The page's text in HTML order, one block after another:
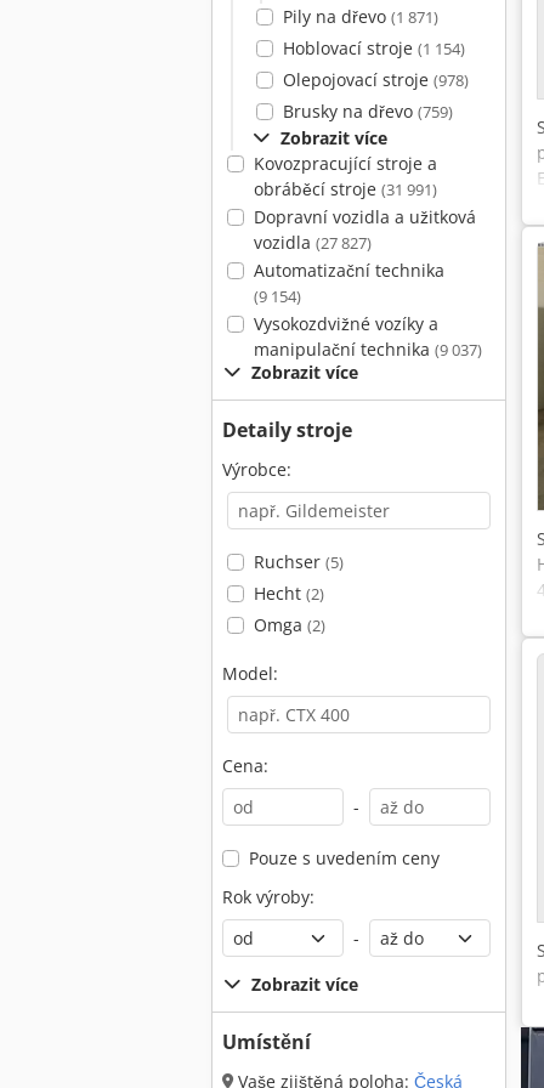
Pily na dřevo (1 871)
Hoblovací stroje (1 154)
Olepojovací stroje (978)
Brusky na dřevo (759)
Zobrazit více
Kovozpracující stroje a
obráběcí stroje (31 991)
Dopravní vozidla a užitková
vozidla (27 827)
Automatizační technika
(9 154)
Vysokozdvižné vozíky a
manipulační technika (9 037)
Zobrazit více
Detaily stroje
Výrobce:
Ruchser (5)
Hecht (2)
Omga (2)
Model:
Cena:
-
Pouze s uvedením ceny
Rok výroby:
-
Zobrazit více
Umístění
Vaše zjištěná poloha: Česká